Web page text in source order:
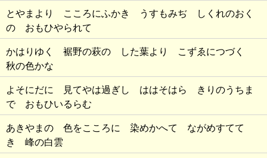
とやまより こころにふかき うすもみぢ しくれのおく
の おもひやられて
かはりゆく 裾野の萩の した葉より こずゑにつづく
秋の色かな
よそにだに 見てやは過ぎし ははそはら きりのうちま
で おもひいるらむ
あきやまの 色をこころに 染めかへて ながめすてて
き 峰の白雲